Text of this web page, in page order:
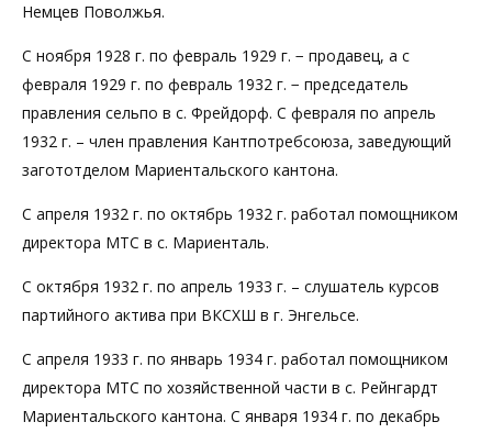
Немцев Поволжья.
С ноября 1928 г. по февраль 1929 г. − продавец, а с
февраля 1929 г. по февраль 1932 г. − председатель
правления сельпо в с. Фрейдорф. С февраля по апрель
1932 г. – член правления Кантпотребсоюза, заведующий
загототделом Мариентальского кантона.
С апреля 1932 г. по октябрь 1932 г. работал помощником
директора МТС в с. Мариенталь.
С октября 1932 г. по апрель 1933 г. – слушатель курсов
партийного актива при ВКСХШ в г. Энгельсе.
С апреля 1933 г. по январь 1934 г. работал помощником
директора МТС по хозяйственной части в с. Рейнгардт
Мариентальского кантона. С января 1934 г. по декабрь